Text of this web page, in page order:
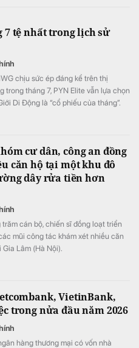
7 tệ nhất trong lịch sử
chịu sức ép đáng kể trên thị
trong tháng 7, PYN Elite vẫn lựa chọn
Di Động là “cổ phiếu của tháng”.
cư dân, công an đồng
căn hộ tại một khu đô
dây rửa tiền hơn
trăm cán bộ, chiến sĩ đồng loạt triển
mũi công tác khám xét nhiều căn
Gia Lâm (Hà Nội).
VietinBank,
trong nửa đầu năm 2026
hàng thương mại có vốn nhà